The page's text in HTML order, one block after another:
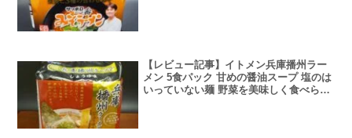
【レビュー記事】イトメン兵庫播州ラー
メン 5食パック 甘めの醤油スープ 塩のは
いっていない麺 野菜を美味しく食べられ